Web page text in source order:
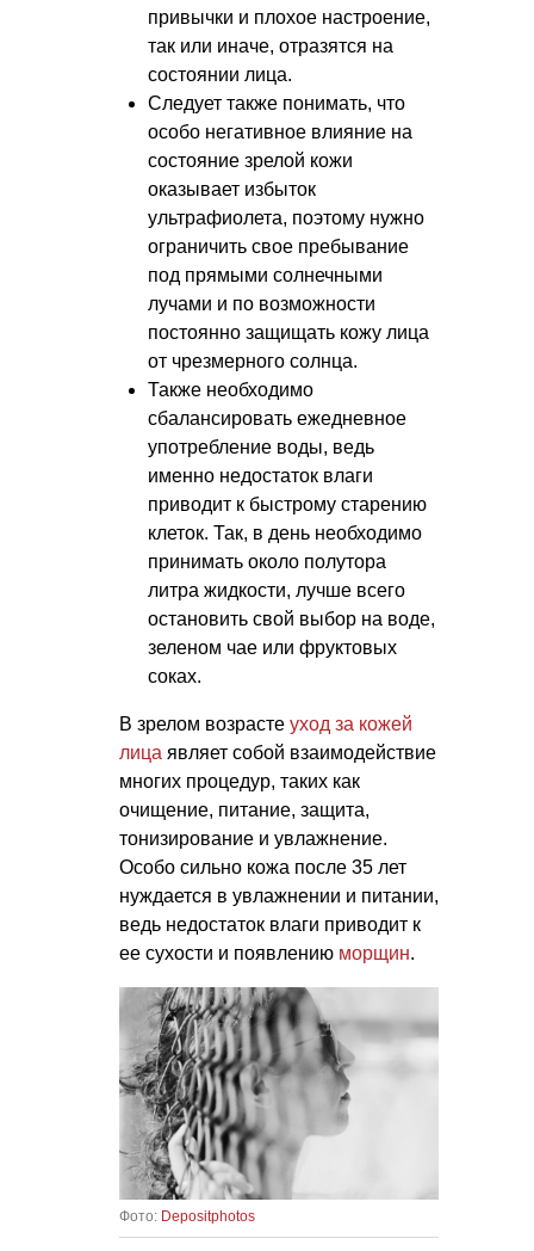
привычки и плохое настроение,
так или иначе, отразятся на
состоянии лица.
Следует также понимать, что
особо негативное влияние на
состояние зрелой кожи
оказывает избыток
ультрафиолета, поэтому нужно
ограничить свое пребывание
под прямыми солнечными
лучами и по возможности
постоянно защищать кожу лица
от чрезмерного солнца.
Также необходимо
сбалансировать ежедневное
употребление воды, ведь
именно недостаток влаги
приводит к быстрому старению
клеток. Так, в день необходимо
принимать около полутора
литра жидкости, лучше всего
остановить свой выбор на воде,
зеленом чае или фруктовых
соках.
В зрелом возрасте уход за кожей
лица являет собой взаимодействие
многих процедур, таких как
очищение, питание, защита,
тонизирование и увлажнение.
Особо сильно кожа после 35 лет
нуждается в увлажнении и питании,
ведь недостаток влаги приводит к
ее сухости и появлению морщин.
Фото: Depositphotos